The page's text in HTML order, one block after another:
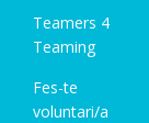
Teamers 4
Teaming
Fes-te
voluntari/a